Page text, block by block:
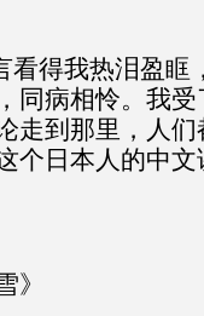
看得我热泪盈眶
同病相怜。我
走到那里，人
个日本人的中
》